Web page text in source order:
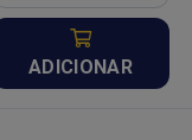
ADICIONAR